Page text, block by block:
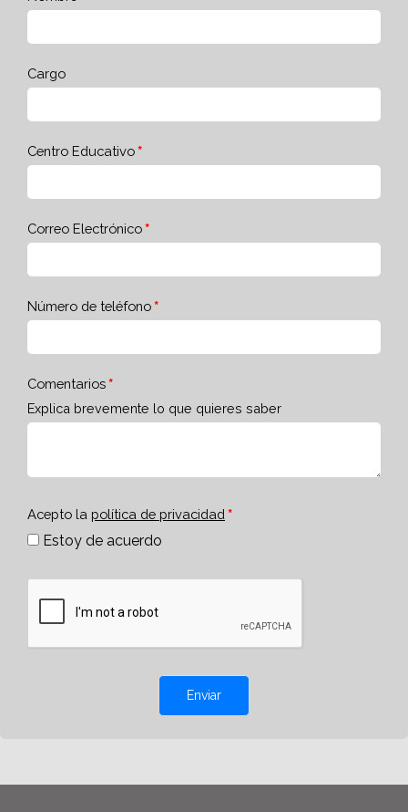
Cargo
Centro Educativo
Correo Electrónico
Número de teléfono
Comentarios
Explica brevemente lo que quieres saber
Acepto la política de privacidad
Estoy de acuerdo
Enviar